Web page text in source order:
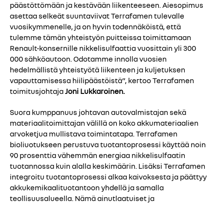
päästöttömään ja kestävään liikenteeseen. Aiesopimus
asettaa selkeät suuntaviivat Terrafamen tulevalle
vuosikymmenelle, ja on hyvin todennäköistä, että
tulemme tämän yhteistyön puitteissa toimittamaan
Renault-konsernille nikkelisulfaattia vuosittain yli 300
000 sähköautoon. Odotamme innolla vuosien
hedelmällistä yhteistyötä liikenteen ja kuljetuksen
vapauttamisessa hiilipäästöistä”, kertoo Terrafamen
toimitusjohtajaJoni Lukkaroinen.
Suora kumppanuus johtavan autovalmistajan sekä
materiaalitoimittajan välillä on koko akkumateriaalien
arvoketjua mullistava toimintatapa. Terrafamen
bioliuotukseen perustuva tuotantoprosessi käyttää noin
90 prosenttia vähemmän energiaa nikkelisulfaatin
tuotannossa kuin alalla keskimäärin. Lisäksi Terrafamen
integroitu tuotantoprosessi alkaa kaivoksesta ja päättyy
akkukemikaalituotantoon yhdellä ja samalla
teollisuusalueella. Nämä ainutlaatuiset ja